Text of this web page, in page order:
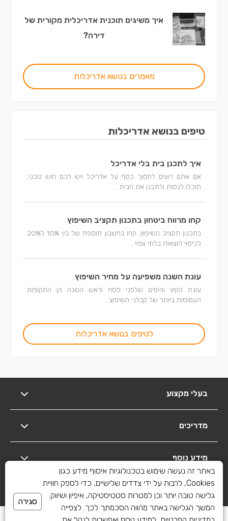
איך משיגים תוכנית אדריכלית מקורית של
דירה?
מאמרים בנושא אדריכלות
טיפים בנושא אדריכלות
איך לתכנן בית בלי אדריכל
אם אתם רוצים לחסוך כסף על אדריכל ויש לכם חוש טכני,
תוכלו לנסות ולתכנן את הבית...
קחו מרווח ביטחון בתכנון תקציב השיפוץ
בתכנון תקציב השיפוץ, קחו בחשבון תוספת של בין 10% ל20%
לכיסוי הוצאות בלתי צפוי...
עונת השנה משפיעה על מחיר השיפוץ
עונת הקיץ והימים שלפני פסח וראש השנה הן התקופות
העמוסות ביותר של קבלני השיפוצ...
לטיפים בנושא אדריכלות
בעלי מקצוע
מדריכים
מידע נוסף
יצירת קשר
כל הזכויות שמורות לשיפוצים פלוס 2010-2026
באתר זה נעשה שימוש בטכנולוגיות איסוף מידע כגון
Cookies, לרבות על ידי צדדים שלישיים, כדי לספק חוויית
גלישה טובה יותר וכן למטרות סטטיסטיקה, איפיון ושיווק.
המשך הגלישה באתר מהווה הסכמתך לכך. לצפייה
סגירה